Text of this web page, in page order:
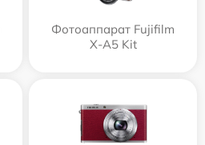
Фотоаппарат Fujifilm
X-A5 Kit